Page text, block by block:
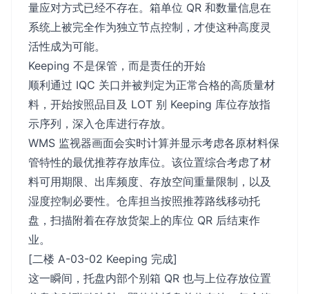
量应对方式已经不存在。箱单位 QR 和数量信息在
系统上被完全作为独立节点控制，才使这种高度灵
活性成为可能。
Keeping 不是保管，而是责任的开始
顺利通过 IQC 关口并被判定为正常合格的高质量材
料，开始按照品目及 LOT 别 Keeping 库位存放指
示序列，深入仓库进行存放。
WMS 监视器画面会实时计算并显示考虑各原材料保
管特性的最优推荐存放库位。该位置综合考虑了材
料可用期限、出库频度、存放空间重量限制，以及
湿度控制必要性。仓库担当按照推荐路线移动托
盘，扫描附着在存放货架上的库位 QR 后结束作
业。
[二楼 A-03-02 Keeping 完成]
这一瞬间，托盘内部个别箱 QR 也与上位存放位置